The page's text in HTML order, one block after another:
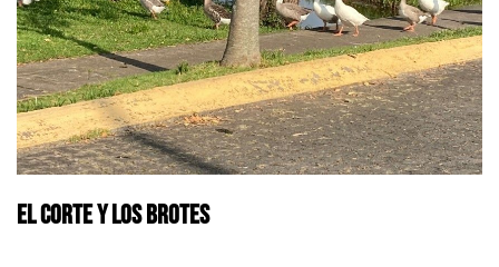
El corte y los brotes